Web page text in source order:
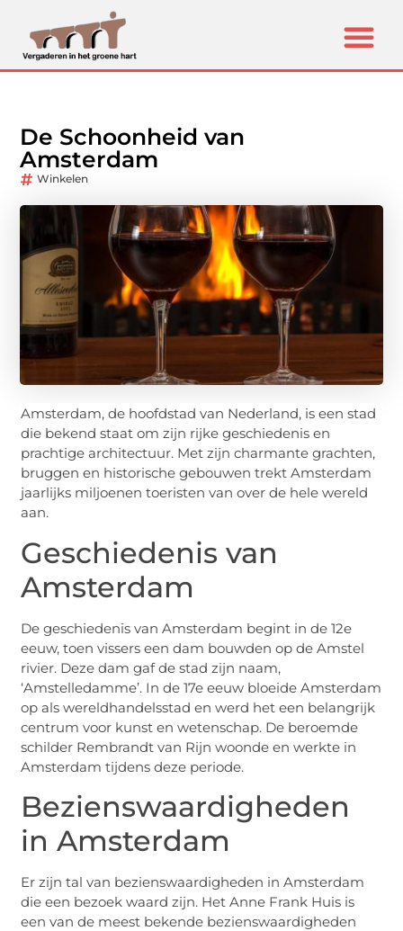
De Schoonheid van
Amsterdam
Winkelen
Amsterdam, de hoofdstad van Nederland, is een stad
die bekend staat om zijn rijke geschiedenis en
prachtige architectuur. Met zijn charmante grachten,
bruggen en historische gebouwen trekt Amsterdam
jaarlijks miljoenen toeristen van over de hele wereld
aan.
Geschiedenis van
Amsterdam
De geschiedenis van Amsterdam begint in de 12e
eeuw, toen vissers een dam bouwden op de Amstel
rivier. Deze dam gaf de stad zijn naam,
‘Amstelledamme’. In de 17e eeuw bloeide Amsterdam
op als wereldhandelsstad en werd het een belangrijk
centrum voor kunst en wetenschap. De beroemde
schilder Rembrandt van Rijn woonde en werkte in
Amsterdam tijdens deze periode.
Bezienswaardigheden
in Amsterdam
Er zijn tal van bezienswaardigheden in Amsterdam
die een bezoek waard zijn. Het Anne Frank Huis is
een van de meest bekende bezienswaardigheden